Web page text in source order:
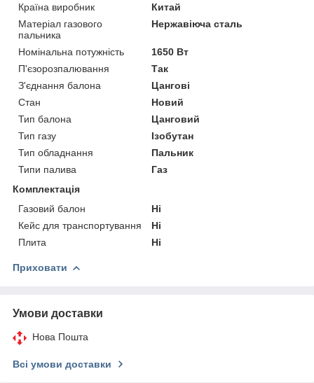
Країна виробник
Китай
Матеріал газового
пальника
Нержавіюча сталь
Номінальна потужність
1650 Вт
П'єзорозпалювання
Так
З'єднання балона
Цангові
Стан
Новий
Тип балона
Цанговий
Тип газу
Ізобутан
Тип обладнання
Пальник
Типи палива
Газ
Комплектація
Газовий балон
Ні
Кейс для транспортування
Ні
Плита
Ні
Приховати
Умови доставки
Нова Пошта
Всі умови доставки